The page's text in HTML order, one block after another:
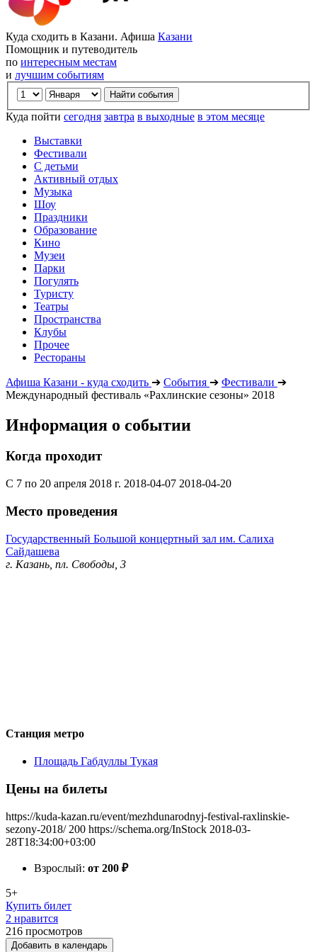
Куда сходить в Казани. Афиша Казани
Помощник и путеводитель
по интересным местам
и лучшим событиям
Куда пойти сегодня завтра в выходные в этом месяце
Выставки
Фестивали
С детьми
Активный отдых
Музыка
Шоу
Праздники
Образование
Кино
Музеи
Парки
Погулять
Туристу
Театры
Пространства
Клубы
Прочее
Рестораны
Афиша Казани - куда сходить ➔ События ➔ Фестивали ➔
Международный фестиваль «Рахлинские сезоны» 2018
Информация о событии
Когда проходит
С 7 по 20 апреля 2018 г. 2018-04-07 2018-04-20
Место проведения
Государственный Большой концертный зал им. Салиха
Сайдашева
г. Казань, пл. Свободы, 3
Станция метро
Площадь Габдуллы Тукая
Цены на билеты
https://kuda-kazan.ru/event/mezhdunarodnyj-festival-raxlinskie-
sezony-2018/ 200 https://schema.org/InStock 2018-03-
28T18:34:00+03:00
Взрослый: от 200 ₽
5+
Купить билет
2 нравится
216 просмотров
Добавить в календарь